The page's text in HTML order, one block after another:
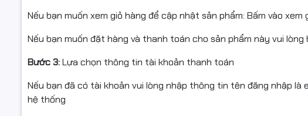
📦 Điều kiện hoàn hàng
Nếu bạn muốn xem giỏ hàng để cập nhật sản phẩm: Bấm vào xem
Nếu bạn muốn đặt hàng và thanh toán cho sản phẩm này vui
Bước 3:Lựa chọn thông tin tài khoản thanh toán
Nếu bạn đã có tài khoản vui lòng nhập thông tin tên đăng nhập
hệ thống
#StarinkChinhHieu
#MucInMauDo
#MucInLaserColor